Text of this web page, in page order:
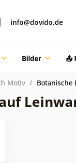
info@dovido.de
Bilder 📤
Motiv Botanische